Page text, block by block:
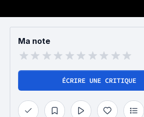
Ma note
ÉCRIRE UNE CRITIQUE